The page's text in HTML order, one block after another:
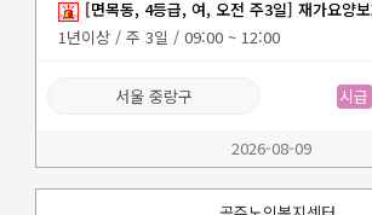
[면목동, 4등급, 여, 오전 주3일] 재가요양
1년이상 / 주 3일 / 09:00 ~ 12:00
서울 중랑구 시급
2026-08-09